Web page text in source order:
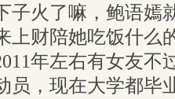
子火了嘛，鲍语嫣
上财陪她吃饭什么
年左右有女友不
员，现在大学都毕